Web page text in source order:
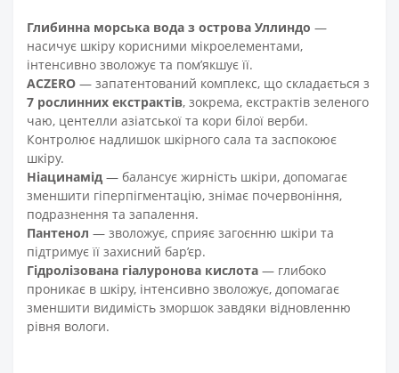
Глибинна морська вода з острова Уллиндо —
насичує шкіру корисними мікроелементами,
інтенсивно зволожує та пом’якшує її.
ACZERO — запатентований комплекс, що складається з
7 рослинних екстрактів, зокрема, екстрактів зеленого
чаю, центелли азіатської та кори білої верби.
Контролює надлишок шкірного сала та заспокоює
шкіру.
Ніацинамід — балансує жирність шкіри, допомагає
зменшити гіперпігментацію, знімає почервоніння,
подразнення та запалення.
Пантенол — зволожує, сприяє загоєнню шкіри та
підтримує її захисний бар’єр.
Гідролізована гіалуронова кислота — глибоко
проникає в шкіру, інтенсивно зволожує, допомагає
зменшити видимість зморшок завдяки відновленню
рівня вологи.